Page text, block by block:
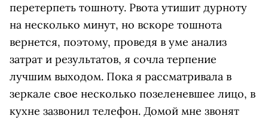
перетерпеть тошноту. Рвота утишит дурноту
на несколько минут, но вскоре тошнота
вернется, поэтому, проведя в уме анализ
затрат и результатов, я сочла терпение
лучшим выходом. Пока я рассматривала в
зеркале свое несколько позеленевшее лицо, в
кухне зазвонил телефон. Домой мне звонят